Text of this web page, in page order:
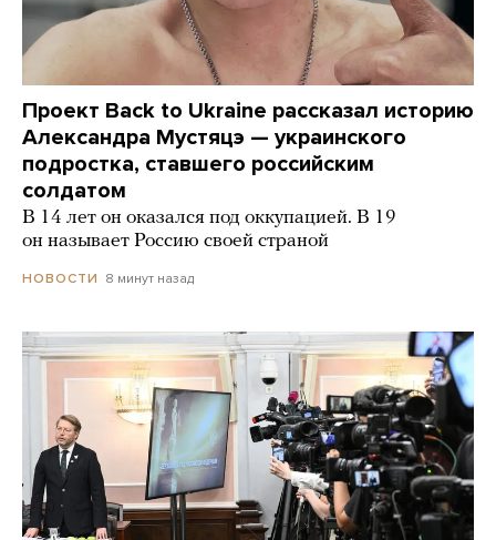
Проект Back to Ukraine рассказал историю
Александра Мустяцэ — украинского
подростка, ставшего российским
солдатом
В 14 лет он оказался под оккупацией. В 19
он называет Россию своей страной
НОВОСТИ 8 минут назад